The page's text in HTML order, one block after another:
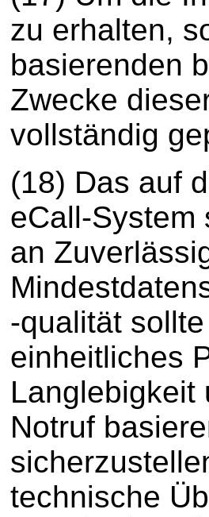
zu erhalten,
basierenden
Zwecke
vollständig
(18) Das auf
eCall-System
an
-qualität
einheitliches
Langlebigkeit
Notruf
technische